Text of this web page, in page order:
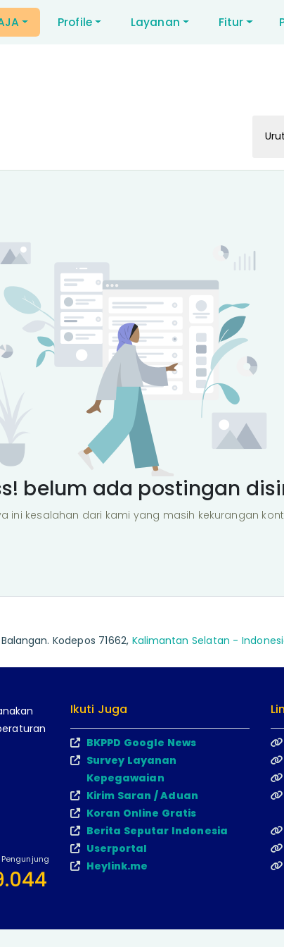
Profile Layanan Fitur
belum ada postingan
ini kesalahan dari kami yang masih kekurangan
Kodepos 71662, Kalimantan Selatan -
Ikuti Juga
BKPPD Google News
Survey Layanan
Kepegawaian
Kirim Saran / Aduan
Koran Online Gratis
Berita Seputar Indonesia
Userportal
Heylink.me